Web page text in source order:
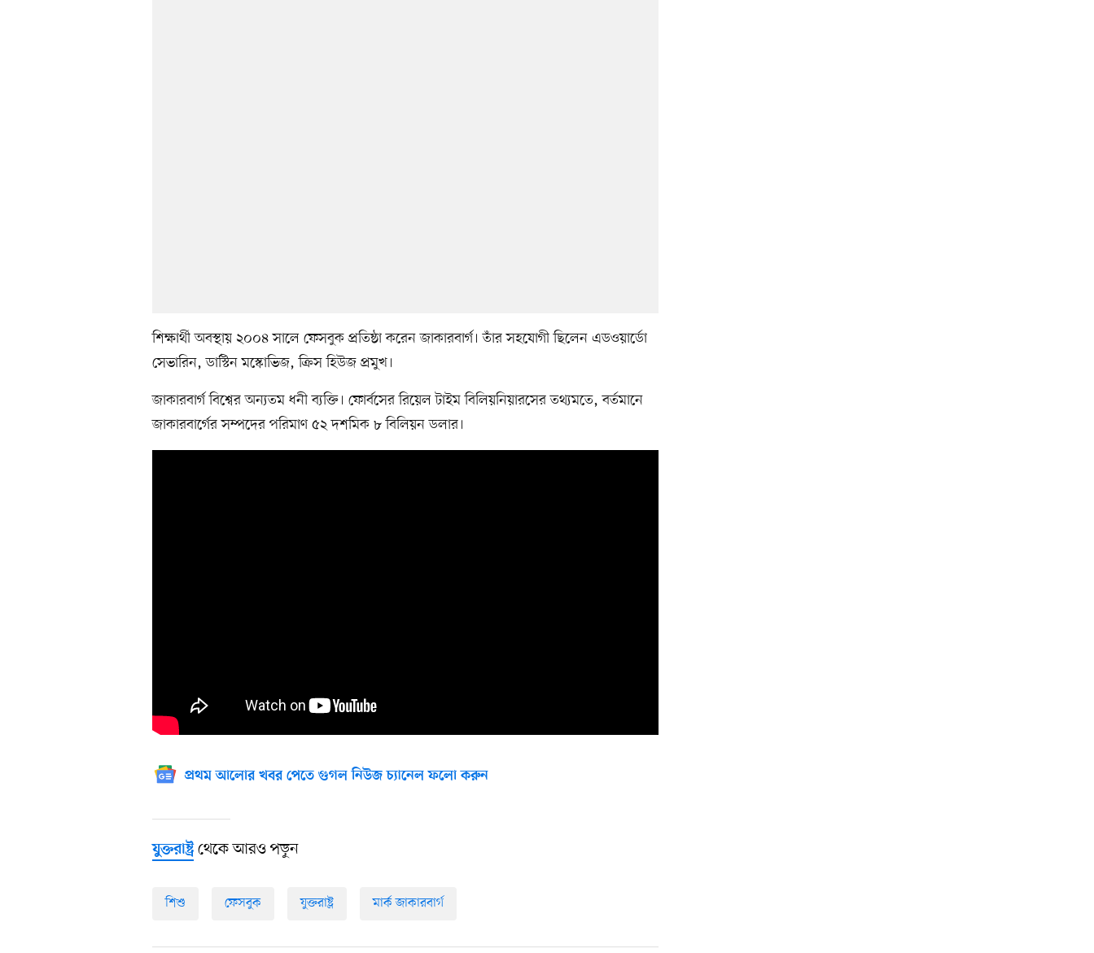
শিক্ষার্থী অবস্থায় ২০০৪ সালে ফেসবুক প্রতিষ্ঠা করেন জাকারবার্গ। তাঁর সহযোগী ছিলেন এডওয়ার্ডো
সেভারিন, ডাস্টিন মস্কোভিজ, ক্রিস হিউজ প্রমুখ।
জাকারবার্গ বিশ্বের অন্যতম ধনী ব্যক্তি। ফোর্বসের রিয়েল টাইম বিলিয়নিয়ারসের তথ্যমতে, বর্তমানে
জাকারবার্গের সম্পদের পরিমাণ ৫২ দশমিক ৮ বিলিয়ন ডলার।
প্রথম আলোর খবর পেতে গুগল নিউজ চ্যানেল ফলো করুন
যুক্তরাষ্ট্রথেকে আরও পড়ুন
শিশু ফেসবুক যুক্তরাষ্ট্র মার্ক জাকারবার্গ